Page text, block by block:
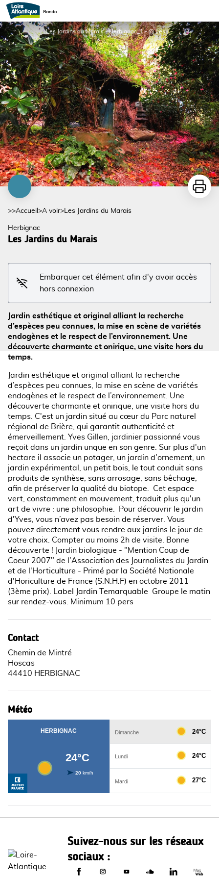
Les Jardins du Marais
Les Jardins du Marais - Herbignac_1 - @ Les Jardins du Marais
Voir l'image en plein écran
>>Accueil >A voir>Les Jardins du Marais
Herbignac
Les Jardins du Marais
Embarquer cet élément afin d'y avoir accès
hors connexion
Jardin esthétique et original alliant la recherche
d’espèces peu connues, la mise en scène de variétés
endogènes et le respect de l’environnement. Une
découverte charmante et onirique, une visite hors du
temps.
Jardin esthétique et original alliant la recherche
d’espèces peu connues, la mise en scène de variétés
endogènes et le respect de l’environnement. Une
découverte charmante et onirique, une visite hors du
temps. C'est un jardin situé au cœur du Parc naturel
régional de Brière, qui garantit authenticité et
émerveillement. Yves Gillen, jardinier passionné vous
reçoit dans un jardin unque en son genre. Sur plus d'un
hectare il associe un potager, un jardin d'ornement, un
jardin expérimental, un petit bois, le tout conduit sans
produits de synthèse, sans arrosage, sans bêchage,
afin de préserver la qualité du biotope. Cet espace
vert, constamment en mouvement, traduit plus qu'un
art de vivre : une philosophie. Pour découvrir le jardin
d'Yves, vous n’avez pas besoin de réserver. Vous
pouvez directement vous rendre aux jardins le jour de
votre choix. Compter au moins 2h de visite. Bonne
découverte ! Jardin biologique - "Mention Coup de
Coeur 2007" de l'Association des Journalistes du Jardin
et de l'Horticulture - Primé par la Société Nationale
d'Horiculture de France (S.N.H.F) en octobre 2011
(3ème prix). Label Jardin Temarquable Groupe le matin
sur rendez-vous. Minimum 10 pers
Contact
Chemin de Mintré
Hoscas
44410 HERBIGNAC
Météo
Suivez-nous sur les réseaux
sociaux :